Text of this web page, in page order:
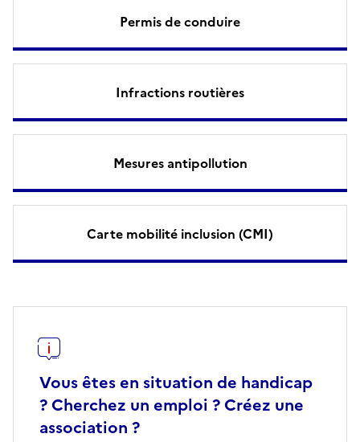
Permis de conduire
Infractions routières
Mesures antipollution
Carte mobilité inclusion (CMI)
Vous êtes en situation de handicap
? Cherchez un emploi ? Créez une
association ?